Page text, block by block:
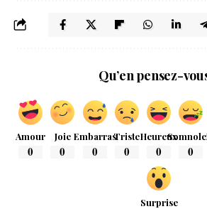
Qu’en pensez-
Amour
0
Joie
0
Embarras
0
Triste
0
Heureux
0 0
Surprise